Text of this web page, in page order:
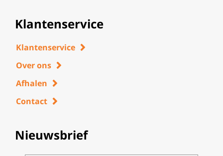
Klantenservice
Klantenservice
Over ons
Afhalen
Contact
Nieuwsbrief